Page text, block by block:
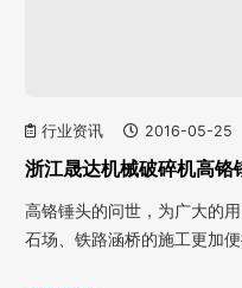
行业资讯 2016-05-25
浙江晟达机械破碎机高
高铬锤头的问世，为广大的
石场、铁路涵桥的施工更加